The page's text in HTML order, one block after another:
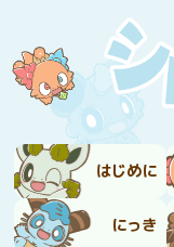
はじめに
にっき